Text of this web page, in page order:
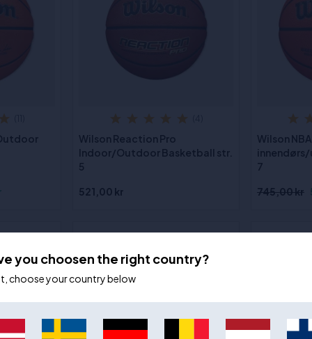
Wilson Reaction Pro
Indoor/Outdoor Basketball str.
5
521,00 kr
Wilson
7
745,00 kr
you choosen the right country?
choose your country below